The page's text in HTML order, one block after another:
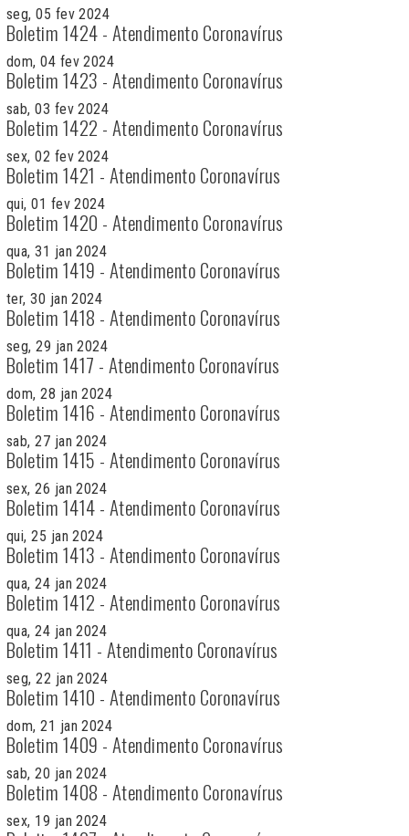
seg, 05 fev 2024
Boletim 1424 - Atendimento Coronavírus
dom, 04 fev 2024
Boletim 1423 - Atendimento Coronavírus
sab, 03 fev 2024
Boletim 1422 - Atendimento Coronavírus
sex, 02 fev 2024
Boletim 1421 - Atendimento Coronavírus
qui, 01 fev 2024
Boletim 1420 - Atendimento Coronavírus
qua, 31 jan 2024
Boletim 1419 - Atendimento Coronavírus
ter, 30 jan 2024
Boletim 1418 - Atendimento Coronavírus
seg, 29 jan 2024
Boletim 1417 - Atendimento Coronavírus
dom, 28 jan 2024
Boletim 1416 - Atendimento Coronavírus
sab, 27 jan 2024
Boletim 1415 - Atendimento Coronavírus
sex, 26 jan 2024
Boletim 1414 - Atendimento Coronavírus
qui, 25 jan 2024
Boletim 1413 - Atendimento Coronavírus
qua, 24 jan 2024
Boletim 1412 - Atendimento Coronavírus
qua, 24 jan 2024
Boletim 1411 - Atendimento Coronavírus
seg, 22 jan 2024
Boletim 1410 - Atendimento Coronavírus
dom, 21 jan 2024
Boletim 1409 - Atendimento Coronavírus
sab, 20 jan 2024
Boletim 1408 - Atendimento Coronavírus
sex, 19 jan 2024